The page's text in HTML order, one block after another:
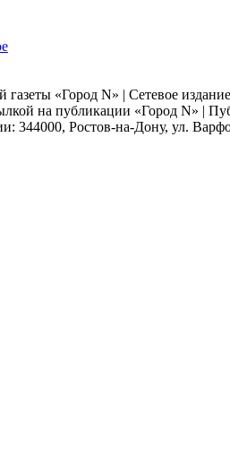
«Город N» | Сетевое
на публикации «Город N» |
344000, Ростов-на-Дону, ул.